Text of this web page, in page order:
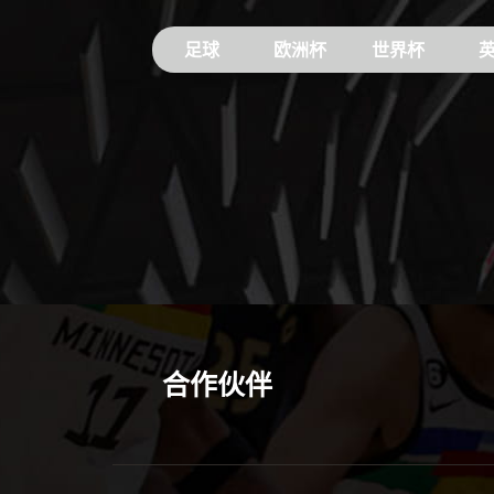
足球 欧洲杯 世界杯
合作伙伴